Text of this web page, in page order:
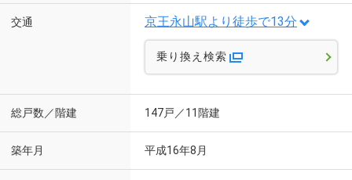
交通 京王永山駅より徒歩で13分
乗り換え検索
総戸数／階建 147戸／11階建
築年月 平成16年8月